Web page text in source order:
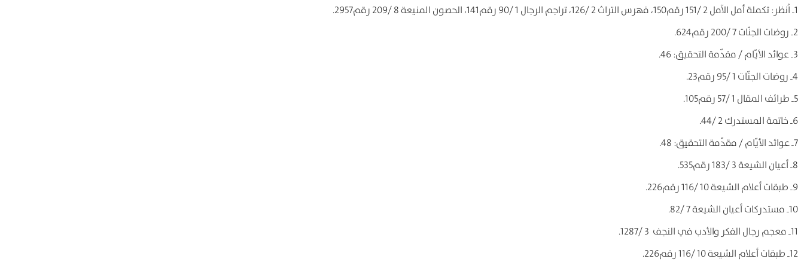
1ـ اُنظر: تكملة أمل الآمل 2 /151 رقم150، فهرس التراث 2 /126، تراجم الرجال 1 /90 رقم141، الحصون المنيعة 8 /209 رقم2957.
2ـ روضات الجنّات 7 /200 رقم624.
3ـ عوائد الأيّام / مقدّمة التحقيق: 46.
4ـ روضات الجنّات 1 /95 رقم23.
5ـ طرائف المقال 1 /57 رقم105.
6ـ خاتمة المستدرك 2 /44.
7ـ عوائد الأيّام / مقدّمة التحقيق: 48.
8ـ أعيان الشيعة 3 /183 رقم535.
9ـ طبقات أعلام الشيعة 10 /116 رقم226.
10ـ مستدركات أعيان الشيعة 7 /82.
11ـ معجم رجال الفكر والأدب في النجف 3 /1287.
12ـ طبقات أعلام الشيعة 10 /116 رقم226.